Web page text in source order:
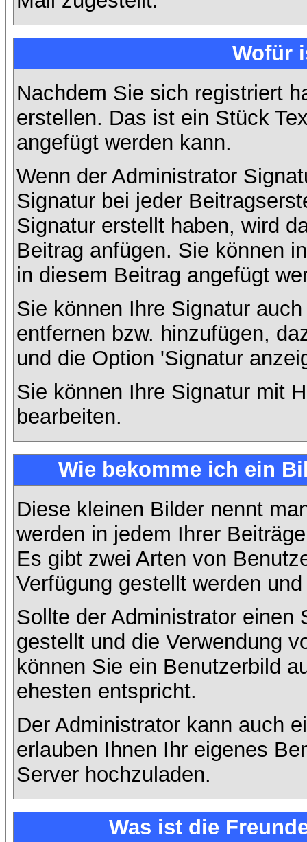
Wofür
Nachdem Sie sich registriert
erstellen. Das ist ein Stück
angefügt werden kann.
Wenn der Administrator
Signatur bei jeder
Signatur erstellt haben, wird
Beitrag anfügen. Sie können
in diesem Beitrag angefügt
Sie können Ihre Signatur
entfernen bzw. hinzufügen,
und die Option 'Signatur
Sie können Ihre Signatur mit
bearbeiten.
Wie bekomme ich ein
Diese kleinen Bilder nennt
werden in jedem Ihrer
Es gibt zwei Arten von
Verfügung gestellt werden
Sollte der Administrator einen
gestellt und die Verwendung
können Sie ein Benutzerbild
ehesten entspricht.
Der Administrator kann auch
erlauben Ihnen Ihr eigenes
Server hochzuladen.
Was ist die